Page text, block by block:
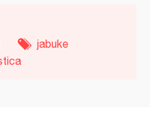
jabuke